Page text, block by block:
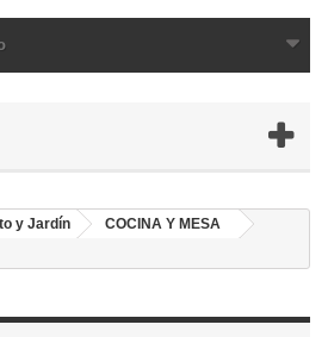
y Jardín
COCINA Y MESA